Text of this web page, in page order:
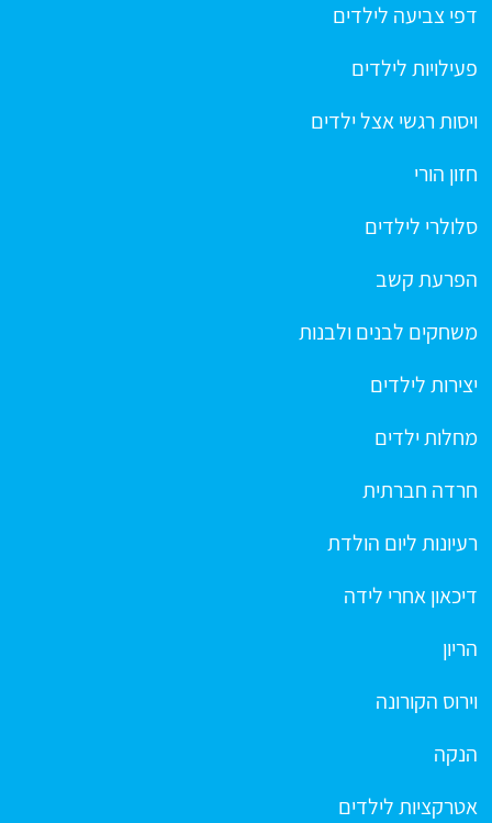
דפי צביעה לילדים
פעילויות לילדים
ויסות רגשי אצל ילדים
חזון הורי
סלולרי לילדים
הפרעת קשב
משחקים לבנים ולבנות
יצירות לילדים
מחלות ילדים
חרדה חברתית
רעיונות ליום הולדת
דיכאון אחרי לידה
הריון
וירוס הקורונה
הנקה
אטרקציות לילדים